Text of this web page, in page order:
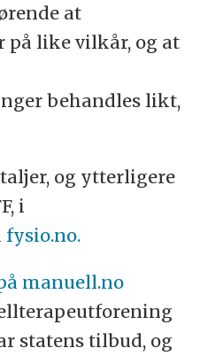
at
på like vilkår, og at
behandles likt,
og ytterligere
i
fysio.no.
manuell.no
statens tilbud, og